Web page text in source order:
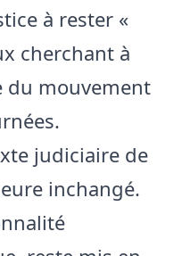
à rester «
cherchant à
du mouvement
judiciaire de
inchangé.